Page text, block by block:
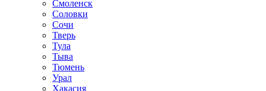
Смоленск
Соловки
Сочи
Тверь
Тула
Тыва
Тюмень
Урал
Хакасия